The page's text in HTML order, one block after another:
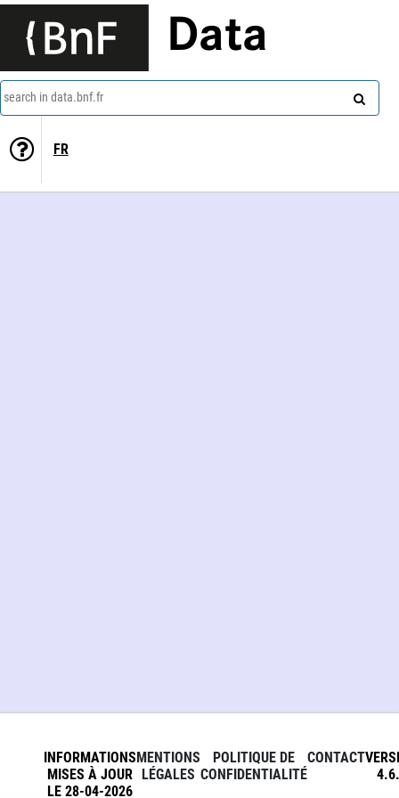
Data
search in data.bnf.fr
FR
INFORMATIONS
MISES À JOUR
LE 28-04-2026
MENTIONS
LÉGALES
POLITIQUE DE
CONFIDENTIALITÉ
CONTACT